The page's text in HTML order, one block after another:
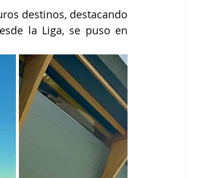
destinos, destacando
la Liga, se puso en